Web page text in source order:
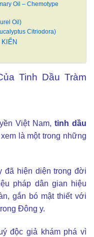
Oil – Chemotype
Oil)
Citriodora)
Tinh Dầu Tràm
Việt Nam, tinh dầu
là một trong những
đã hiện diện trong đời
pháp dân gian hiệu
gắn bó mật thiết với
Đông y.
độc giả khám phá vì